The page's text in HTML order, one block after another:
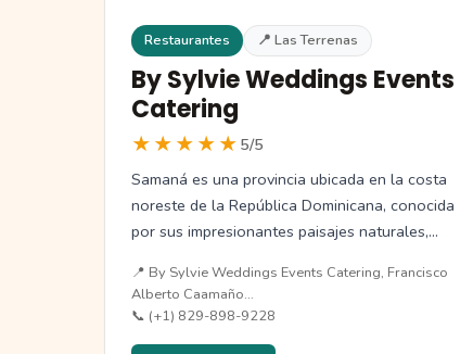
Restaurantes 📍 Las Terrenas
By Sylvie Weddings Events
Catering
★★★★★ 5/5
Samaná es una provincia ubicada en la costa
noreste de la República Dominicana, conocida
por sus impresionantes paisajes naturales,
📍 By Sylvie Weddings Events Catering, Francisco
Alberto Caamaño…
📞 (+1) 829-898-9228